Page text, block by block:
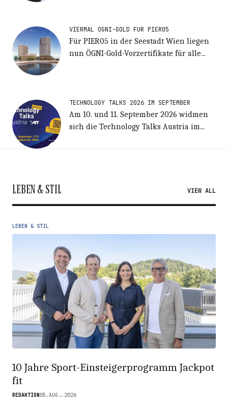
VIERMAL ÖGNI-GOLD FÜR PIER05
Für PIER05 in der Seestadt Wien liegen
nun ÖGNI-Gold-Vorzertifikate für alle...
TECHNOLOGY TALKS 2026 IM SEPTEMBER
Am 10. und 11. September 2026 widmen
sich die Technology Talks Austria im...
LEBEN & STIL VIEW ALL
LEBEN & STIL
10 Jahre Sport-Einsteigerprogramm Jackpot
fit
REDAKTION05.AUG..2026